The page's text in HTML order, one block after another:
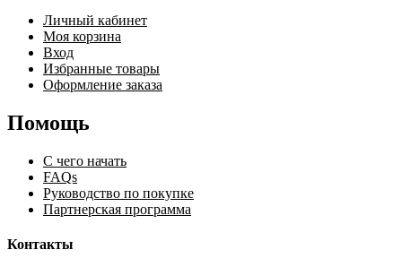
Личный кабинет
Моя корзина
Вход
Избранные товары
Оформление заказа
Помощь
С чего начать
FAQs
Руководство по покупке
Партнерская программа
Контакты